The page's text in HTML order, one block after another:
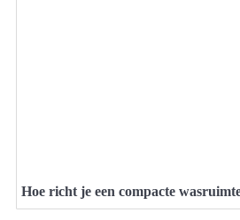
Hoe richt je een compacte